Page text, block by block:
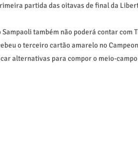
partida das oitavas de final da
também não poderá contar com
o terceiro cartão amarelo no
alternativas para compor o meio-